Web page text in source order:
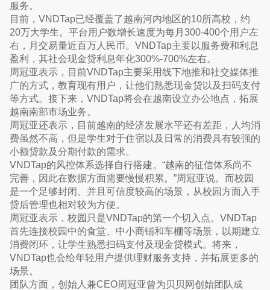
服务。
目前，VNDTap已经覆盖了越南河内地区的10所高校，约
20万大学生。平台用户数增长速度为每月300-400个用户左
右，月交易量近百万人民币。VNDTap主要以服务费和利息
盈利，其社会现金贷利息年化300%-700%左右。
周冠亚表示，目前VNDTap主要采用线下地推和社交媒体推
广的方式，教育现有用户，让他们熟悉现金贷以及扫码支付
等方式。接下来，VNDTap将会在越南设立办公地点，拓展
越南南部市场业务。
周冠亚还表示，目前越南的经济发展水平还有差距，人均消
费虽然不高，但是学生对于住宿以及日常的消费具有较强的
小额贷款及分期付款的需求。
VNDTap的风控体系选择自行搭建。“越南的征信体系尚不
完善，因此在数据方面需要慢慢积累。”周冠亚说。而校园
是一个足够封闭、并且可信度较高的场景，从校园方面入手
贷后管理也相对较为方便。
周冠亚表示，校园只是VNDTap的第一个切入点。VNDTap
首先连接校园中的食堂、中小商铺和车棚等场景，以期建立
消费闭环，让学生熟悉扫码支付及现金贷模式。将来，
VNDTap也会给年轻用户提供理财服务支持，并拓展更多的
场景。
团队方面，创始人兼CEO周冠亚曾为贝贝网创始团队成